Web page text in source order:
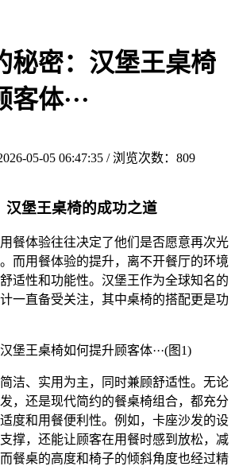
秘密：汉堡王桌椅
体···
05-05 06:47:35 / 浏览次数： 809
汉堡王桌椅的成功之道
餐体验往往决定了他们是否愿意再次光
而用餐体验的提升，离不开餐厅的环境
适性和功能性。汉堡王作为全球知名的
一直备受关注，其中桌椅的搭配更是功
洁、实用为主，同时兼顾舒适性。无论
，还是现代简约的餐桌椅组合，都充分
度和用餐便利性。例如，卡座沙发的设
撑，还能让顾客在用餐时感到放松，减
餐桌的高度和椅子的倾斜角度也经过精